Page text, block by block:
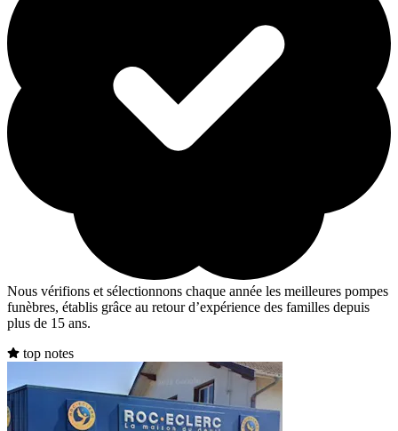
Nous vérifions et sélectionnons chaque année les meilleures pompes
funèbres, établis grâce au retour d’expérience des familles depuis
plus de 15 ans.
top notes